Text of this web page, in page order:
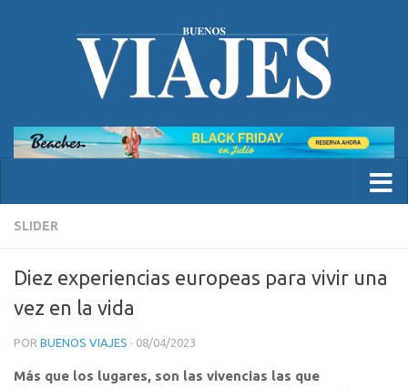
SLIDER
Diez experiencias europeas para vivir una
vez en la vida
POR BUENOS VIAJES · 08/04/2023
Más que los lugares, son las vivencias las que